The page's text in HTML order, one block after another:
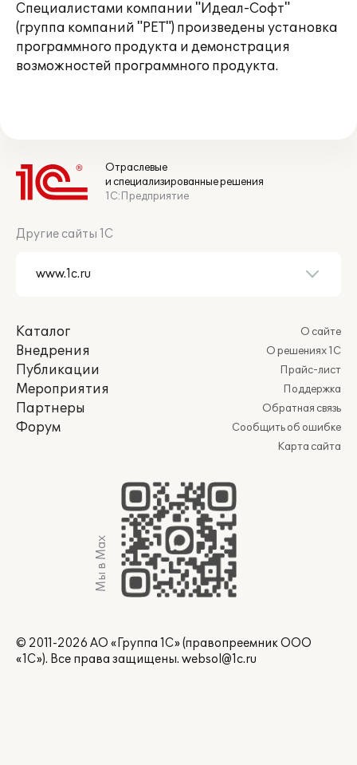
Специалистами компании "Идеал-Софт"
(группа компаний "РЕТ") произведены установка
программного продукта и демонстрация
возможностей программного продукта.
Отраслевые
и специализированные решения
1С:Предприятие
Другие сайты 1С
Каталог
Внедрения
Публикации
Мероприятия
Партнеры
Форум
О сайте
О решениях 1С
Прайс-лист
Поддержка
Обратная связь
Сообщить об ошибке
Карта сайта
Мы в Max
© 2011-2026 АО «Группа 1С» (правопреемник ООО
«1С»). Все права защищены. websol@1c.ru